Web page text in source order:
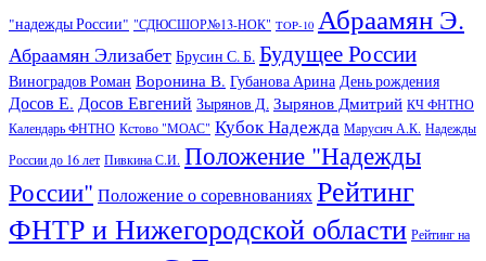
"надежды России" "СДЮСШОР№13-НОК" TOP-10 Абраамян Э.
Абраамян Элизабет Брусин С. Б. Будущее России
Виноградов Роман Воронина В. Губанова Арина День рождения
Досов Е. Досов Евгений Зырянов Д. Зырянов Дмитрий КЧ ФНТНО
Календарь ФНТНО Кстово "МОАС" Кубок Надежда Марусич А.К. Надежды
России до 16 лет Пивкина С.И. Положение "Надежды
России" Положение о соревнованияхРейтинг
ФНТР и Нижегородской области Рейтинг на